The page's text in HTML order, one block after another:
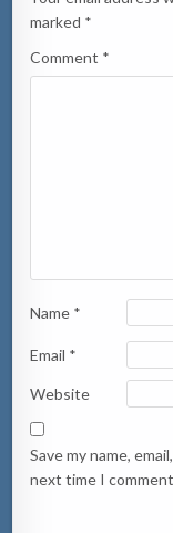
marked *
Comment *
Name *
Email *
Website
Save my name,
next time I